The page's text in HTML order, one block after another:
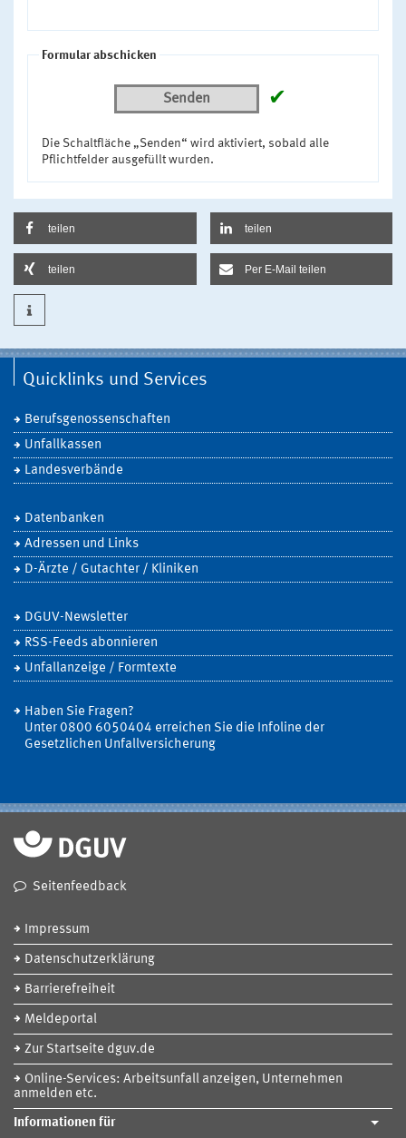
Formular abschicken
Senden ✔
Die Schaltfläche „Senden“ wird aktiviert, sobald alle
Pflichtfelder ausgefüllt wurden.
teilen teilen
teilen Per E-Mail teilen
Quicklinks und Services
Berufsgenossenschaften
Unfallkassen
Landesverbände
Datenbanken
Adressen und Links
D-Ärzte / Gutachter / Kliniken
DGUV-Newsletter
RSS-Feeds abonnieren
Unfallanzeige / Formtexte
Haben Sie Fragen?
Unter 0800 6050404 erreichen Sie die Infoline der
Gesetzlichen Unfallversicherung
Seitenfeedback
Impressum
Datenschutzerklärung
Barrierefreiheit
Meldeportal
Zur Startseite dguv.de
Online-Services: Arbeitsunfall anzeigen, Unternehmen
anmelden etc.
Informationen für